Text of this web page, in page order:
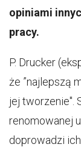
opiniami
pracy.
P. Drucker
że ”najlepszą
jej tworzenie".
renomowanej
doprowadzi